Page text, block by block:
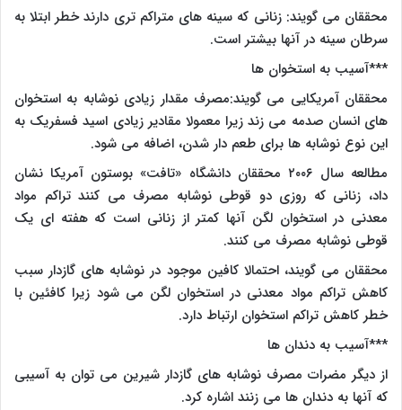
محققان می گویند: زنانی که سینه های متراکم تری دارند خطر ابتلا به
سرطان سینه در آنها بیشتر است.
***آسیب به استخوان ها
محققان آمریکایی می گویند:مصرف مقدار زیادی نوشابه به استخوان
های انسان صدمه می زند زیرا معمولا مقادیر زیادی اسید فسفریک به
این نوع نوشابه ها برای طعم دار شدن، اضافه می شود.
مطالعه سال ۲۰۰۶ محققان دانشگاه «تافت» بوستون آمریکا نشان
داد، زنانی که روزی دو قوطی نوشابه مصرف می کنند تراکم مواد
معدنی در استخوان لگن آنها کمتر از زنانی است که هفته ای یک
قوطی نوشابه مصرف می کنند.
محققان می گویند، احتمالا کافین موجود در نوشابه های گازدار سبب
کاهش تراکم مواد معدنی در استخوان لگن می شود زیرا کافئین با
خطر کاهش تراکم استخوان ارتباط دارد.
***آسیب به دندان ها
از دیگر مضرات مصرف نوشابه های گازدار شیرین می توان به آسیبی
که آنها به دندان ها می زنند اشاره کرد.